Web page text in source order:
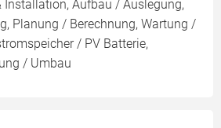
Installation, Aufbau / Auslegung,
Planung / Berechnung, Wartung /
/ PV Batterie,
/ Umbau